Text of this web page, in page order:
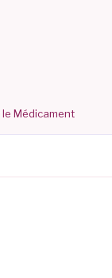
Médicament